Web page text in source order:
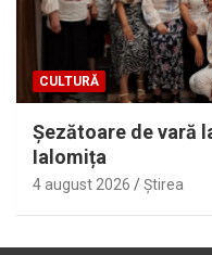
CULTURĂ
Șezătoare de vară
Ialomița
4 august 2026 Ştirea